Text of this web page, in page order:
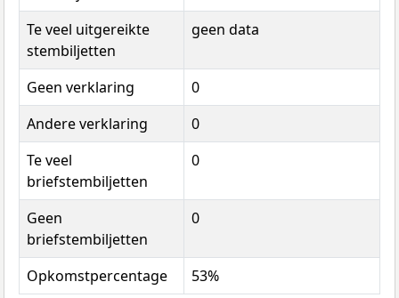
Te veel uitgereikte
stembiljetten
geen data
Geen verklaring
0
Andere verklaring
0
Te veel
briefstembiljetten
0
Geen
briefstembiljetten
0
Opkomstpercentage 53%